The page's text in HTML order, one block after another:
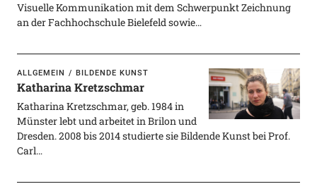
Visuelle Kommunikation mit dem Schwerpunkt Zeichnung
an der Fachhochschule Bielefeld sowie…
ALLGEMEIN BILDENDE KUNST
Katharina Kretzschmar
Katharina Kretzschmar, geb. 1984 in
Münster lebt und arbeitet in Brilon und
Dresden. 2008 bis 2014 studierte sie Bildende Kunst bei Prof.
Carl…